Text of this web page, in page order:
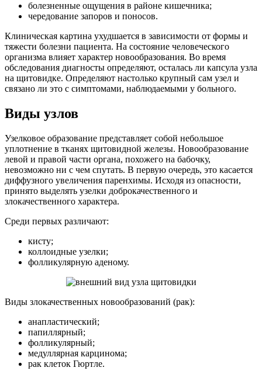
болезненные ощущения в районе кишечника;
чередование запоров и поносов.
Клиническая картина ухудшается в зависимости от формы и
тяжести болезни пациента. На состояние человеческого
организма влияет характер новообразования. Во время
обследования диагносты определяют, осталась ли капсула узла
на щитовидке. Определяют настолько крупный сам узел и
связано ли это с симптомами, наблюдаемыми у больного.
Виды узлов
Узелковое образование представляет собой небольшое
уплотнение в тканях щитовидной железы. Новообразование
левой и правой части органа, похожего на бабочку,
невозможно ни с чем спутать. В первую очередь, это касается
диффузного увеличения паренхимы. Исходя из опасности,
принято выделять узелки доброкачественного и
злокачественного характера.
Среди первых различают:
кисту;
коллоидные узелки;
фолликулярную аденому.
Виды злокачественных новообразований (рак):
анапластический;
папиллярный;
фолликулярный;
медуллярная карцинома;
рак клеток Гюртле.